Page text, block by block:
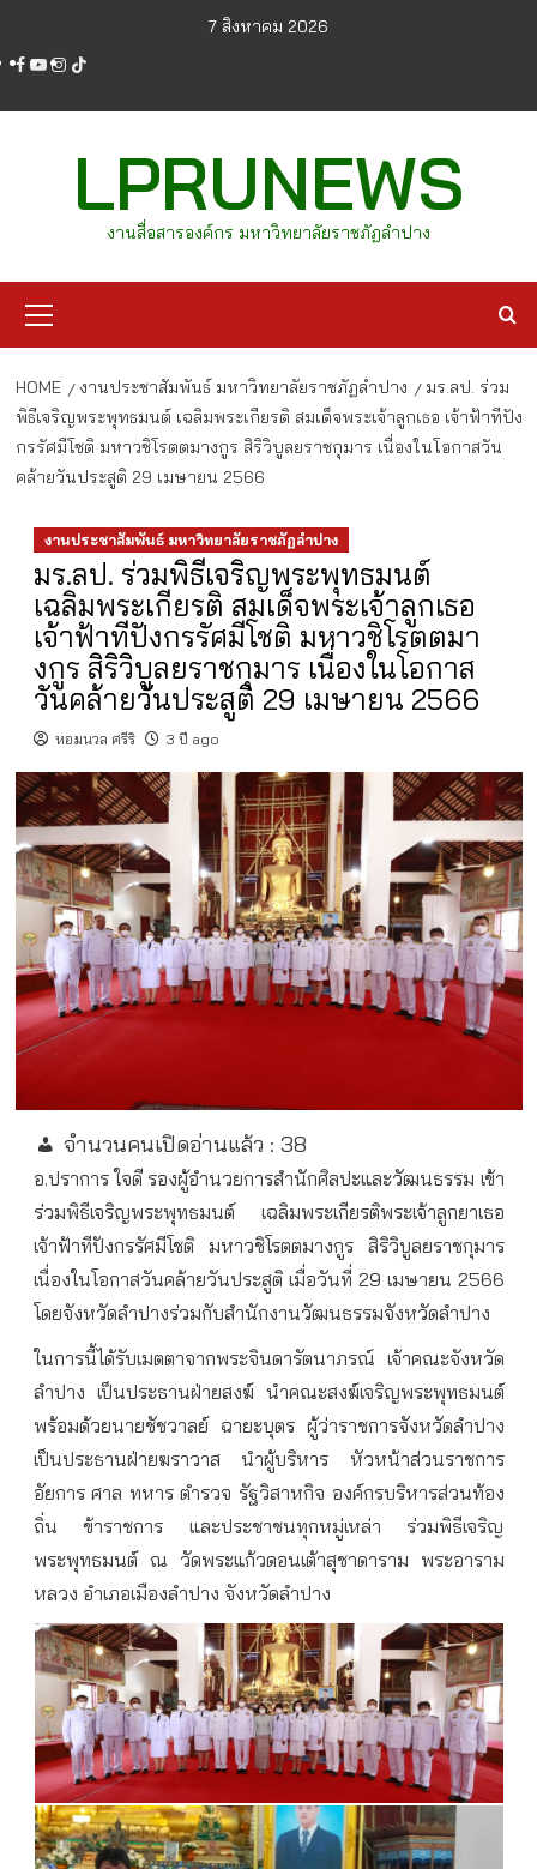
content
7 สิงหาคม 2026
facebook
youtube
instagram
tiktok
LPRUNEWS
งานสื่อสารองค์กร มหาวิทยาลัยราชภัฏลำปาง
Menu
HOME งานประชาสัมพันธ์ มหาวิทยาลัยราชภัฏลำปาง
มร.ลป. ร่วม
พิธีเจริญพระพุทธมนต์ เฉลิมพระเกียรติ สมเด็จพระเจ้าลูกเธอ เจ้าฟ้าทีปัง
กรรัศมีโชติ มหาวชิโรตตมางกูร สิริวิบูลยราชกุมาร เนื่องในโอกาสวัน
คล้ายวันประสูติ 29 เมษายน 2566
งานประชาสัมพันธ์ มหาวิทยาลัยราชภัฏลำปาง
มร.ลป. ร่วมพิธีเจริญพระพุทธมนต์
เฉลิมพระเกียรติ สมเด็จพระเจ้าลูกเธอ
เจ้าฟ้าทีปังกรรัศมีโชติ มหาวชิโรตตมา
งกูร สิริวิบูลยราชกุมาร เนื่องในโอกาส
วันคล้ายวันประสูติ 29 เมษายน 2566
หอมนวล ศรีริ 3 ปี ago
จำนวนคนเปิดอ่านแล้ว : 38
อ.ปราการ ใจดี รองผู้อำนวยการสำนักศิลปะและวัฒนธรรม เข้า
ร่วมพิธีเจริญพระพุทธมนต์ เฉลิมพระเกียรติพระเจ้าลูกยาเธอ
เจ้าฟ้าทีปังกรรัศมีโชติ มหาวชิโรตตมางกูร สิริวิบูลยราชกุมาร
เนื่องในโอกาสวันคล้ายวันประสูติ เมื่อวันที่ 29 เมษายน 2566
โดยจังหวัดลำปางร่วมกับสำนักงานวัฒนธรรมจังหวัดลำปาง
ในการนี้ได้รับเมตตาจากพระจินดารัตนาภรณ์ เจ้าคณะจังหวัด
ลำปาง เป็นประธานฝ่ายสงฆ์ นำคณะสงฆ์เจริญพระพุทธมนต์
พร้อมด้วยนายชัชวาลย์ ฉายะบุตร ผู้ว่าราชการจังหวัดลำปาง
เป็นประธานฝ่ายฆราวาส นำผู้บริหาร หัวหน้าส่วนราชการ
อัยการ ศาล ทหาร ตำรวจ รัฐวิสาหกิจ องค์กรบริหารส่วนท้อง
ถิ่น ข้าราชการ และประชาชนทุกหมู่เหล่า ร่วมพิธีเจริญ
พระพุทธมนต์ ณ วัดพระแก้วดอนเต้าสุชาดาราม พระอาราม
หลวง อำเภอเมืองลำปาง จังหวัดลำปาง